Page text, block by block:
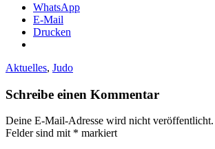
WhatsApp
E-Mail
Drucken
Aktuelles, Judo
Schreibe einen Kommentar
Deine E-Mail-Adresse wird nicht veröffentlicht.
Felder sind mit * markiert